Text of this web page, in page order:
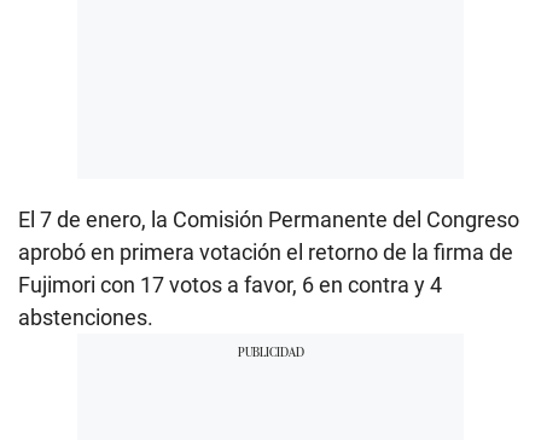
El 7 de enero, la Comisión Permanente del Congreso
aprobó en primera votación el retorno de la firma de
Fujimori con 17 votos a favor, 6 en contra y 4
abstenciones.